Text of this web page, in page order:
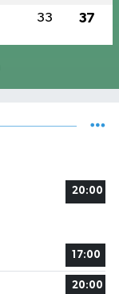
33 37
20:00
17:00
20:00